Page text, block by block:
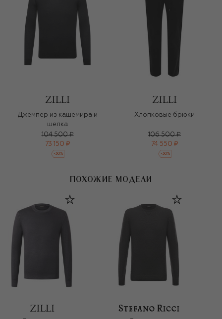
Джемпер из кашемира и
шелка
104 500 ₽
73 150 ₽
-30%
Хлопковые брюки
106 500 ₽
74 550 ₽
-30%
ПОХОЖИЕ МОДЕЛИ